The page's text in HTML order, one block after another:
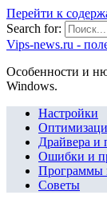
Перейти к
Search for:
Vips-news.ru -
Особенности и
Windows.
Настройки
Драйвера и
Ошибки и
Программы
Советы